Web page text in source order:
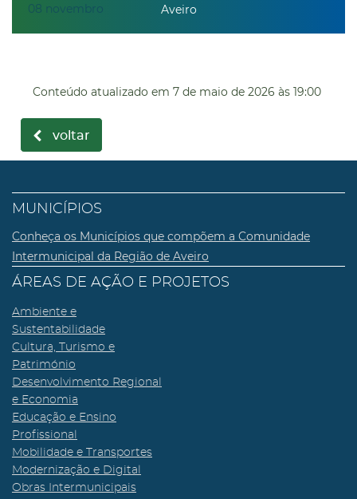
08 novembro Aveiro
Conteúdo atualizado em 7 de maio de 2026 às 19:00
voltar
MUNICÍPIOS
Conheça os Municípios que compõem a Comunidade
Intermunicipal da Região de Aveiro
ÁREAS DE AÇÃO E PROJETOS
Ambiente e
Sustentabilidade
Cultura, Turismo e
Património
Desenvolvimento Regional
e Economia
Educação e Ensino
Profissional
Mobilidade e Transportes
Modernização e Digital
Obras Intermunicipais